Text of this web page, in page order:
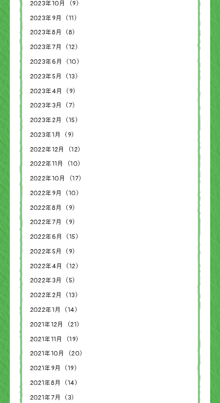
2023年10月（9）
2023年9月（11）
2023年8月（8）
2023年7月（12）
2023年6月（10）
2023年5月（13）
2023年4月（9）
2023年3月（7）
2023年2月（15）
2023年1月（9）
2022年12月（12）
2022年11月（10）
2022年10月（17）
2022年9月（10）
2022年8月（9）
2022年7月（9）
2022年6月（15）
2022年5月（9）
2022年4月（12）
2022年3月（5）
2022年2月（13）
2022年1月（14）
2021年12月（21）
2021年11月（19）
2021年10月（20）
2021年9月（19）
2021年8月（14）
2021年7月（3）